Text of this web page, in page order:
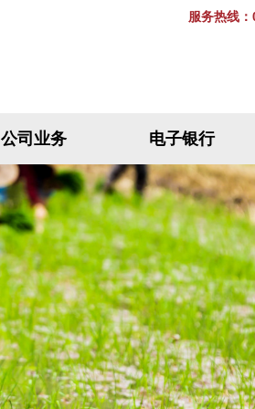
服务热线
公司业务 电子银行